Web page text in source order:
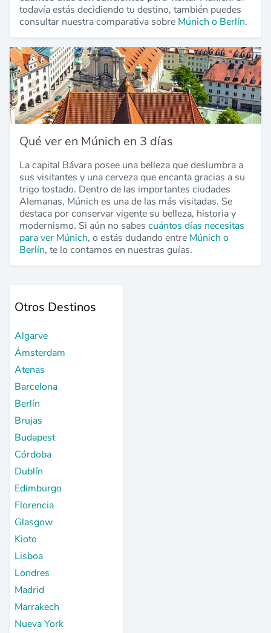
todavía estás decidiendo tu destino, también puedes
consultar nuestra comparativa sobre Múnich o Berlín.
Qué ver en Múnich en 3 días
La capital Bávara posee una belleza que deslumbra a
sus visitantes y una cerveza que encanta gracias a su
trigo tostado. Dentro de las importantes ciudades
Alemanas, Múnich es una de las más visitadas. Se
destaca por conservar vigente su belleza, historia y
modernismo. Si aún no sabes cuántos días necesitas
para ver Múnich, o estás dudando entre Múnich o
Berlín, te lo contamos en nuestras guías.
Otros Destinos
Algarve
Ámsterdam
Atenas
Barcelona
Berlín
Brujas
Budapest
Córdoba
Dublín
Edimburgo
Florencia
Glasgow
Kioto
Lisboa
Londres
Madrid
Marrakech
Nueva York